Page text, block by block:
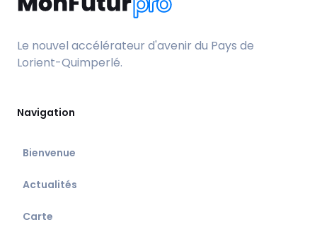
Le nouvel accélérateur d'avenir du Pays de
Lorient-Quimperlé.
Navigation
Bienvenue
Actualités
Carte